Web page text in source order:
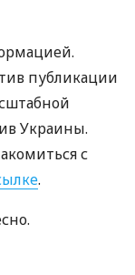
публикации
Украины.
с
.